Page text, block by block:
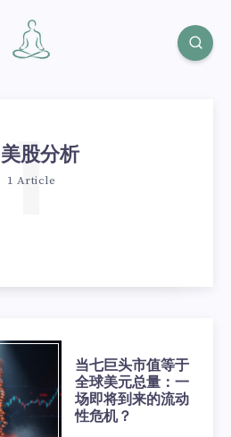
美股分析
1 Article
1
当七巨头市值等于
全球美元总量：一
场即将到来的流动
性危机？